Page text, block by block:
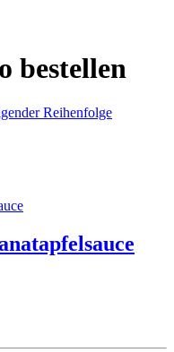
bestellen
Reihenfolge